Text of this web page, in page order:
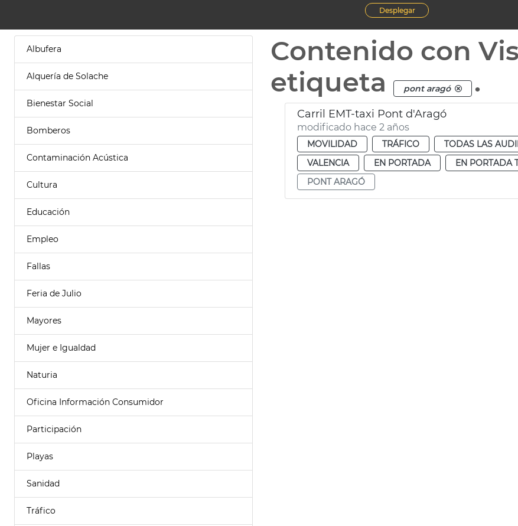
Desplegar
Albufera
Alquería de Solache
Bienestar Social
Bomberos
Contaminación Acústica
Cultura
Educación
Empleo
Fallas
Feria de Julio
Mayores
Mujer e Igualdad
Naturia
Oficina Información Consumidor
Participación
Playas
Sanidad
Tráfico
Contenido con
etiqueta
pont aragó .
Carril EMT-taxi Pont d'Aragó
modificado hace 2 años
MOVILIDAD TRÁFICO TODAS LAS
VALENCIA
EN PORTADA EN PORTADA
PONT ARAGÓ